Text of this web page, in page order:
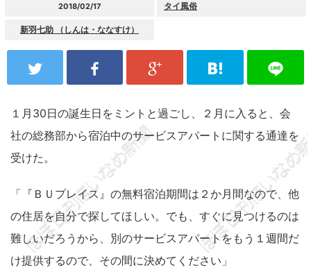
2018/02/17 タイ風俗
新羽七助 （しんは・ななすけ）
１月30日の誕生日をミントと過ごし、２月に入ると、会
社の総務部から宿泊中のサービスアパートに関する通達を
受けた。
「『ＢＵプレイス』の無料宿泊期間は２か月間なので、他
の住居を自分で探してほしい。でも、すぐに見つけるのは
難しいだろうから、別のサービスアパートをもう１週間だ
け提供するので、その間に決めてください」